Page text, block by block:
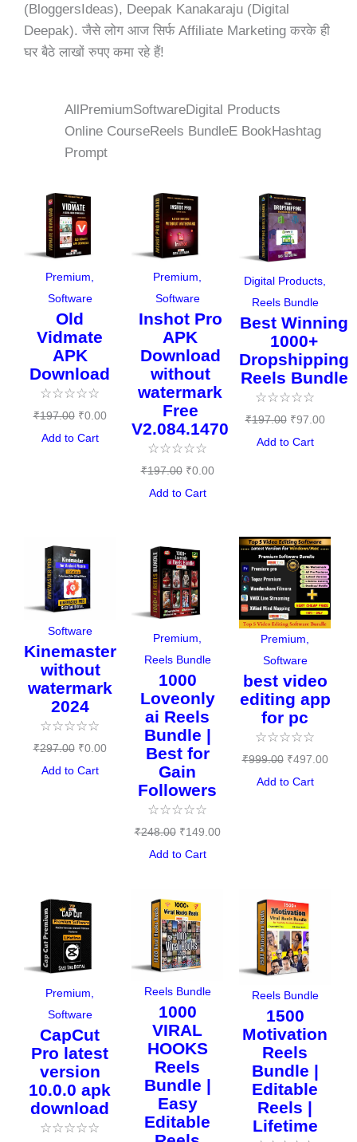
(BloggersIdeas), Deepak Kanakaraju (Digital
Deepak). जैसे लोग आज सिर्फ Affiliate Marketing करके ही
घर बैठे लाखों रुपए कमा रहे हैं!
AllPremiumSoftwareDigital Products
Online CourseReels BundleE BookHashtag
Prompt
Premium
Software
Old
Vidmate
APK
Download
☆☆☆☆☆
₹197.00
Original
price
was:
₹197.00.
₹0.00
₹0.00.
Add to Cart
Premium
Software
Inshot Pro
APK
Download
without
watermark
Free
V2.084.1470
☆☆☆☆☆
₹197.00
Original
price
was:
₹197.00.
₹0.00
₹0.00.
Add to Cart
Digital Products
Reels Bundle
Best Winning
1000+
Dropshipping
Reels Bundle
☆☆☆☆☆
₹197.00
Original
price
was:
₹197.00.
₹97.00
Add to Cart
Software
Kinemaster
without
watermark
2024
☆☆☆☆☆
₹297.00
Original
price
was:
₹297.00.
₹0.00
₹0.00.
Add to Cart
Premium,
Reels Bundle
1000
Loveonly
ai Reels
Bundle |
Best for
Gain
Followers
☆☆☆☆☆
₹248.00
Original
price
was:
₹248.00.
₹149.00
Current
price
₹149.00.
Add to Cart
Premium
Software
best video
editing app
for pc
☆☆☆☆☆
₹999.00
Original
price
was:
₹999.00.
₹497.00
price
is:
Add to Cart
Premium,
Software
CapCut
Pro latest
version
10.0.0 apk
download
☆☆☆☆☆
Original
price
was:
₹249.00.₹0.00.
Reels Bundle
1000
VIRAL
HOOKS
Reels
Bundle |
Easy
Editable
Original
price
was:
₹199.00.
Current
₹146.00.
Reels Bundle
1500
Motivation
Reels
Bundle |
Editable
Reels |
Lifetime
Original
price
was:
₹133.00.